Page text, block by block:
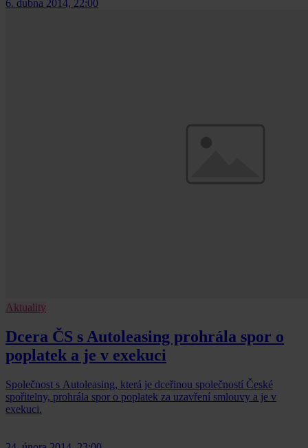
6. dubna 2014, 22:00
Aktuality
Dcera ČS s Autoleasing prohrála spor o
poplatek a je v exekuci
Společnost s Autoleasing, která je dceřinou společností České
spořitelny, prohrála spor o poplatek za uzavření smlouvy a je v
exekuci.